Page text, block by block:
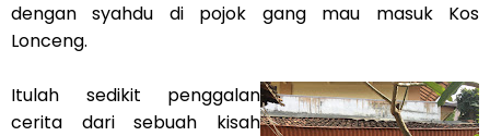
dengan syahdu di pojok gang mau masuk Kos
Lonceng.
Itulah sedikit penggalan
cerita dari sebuah kisah